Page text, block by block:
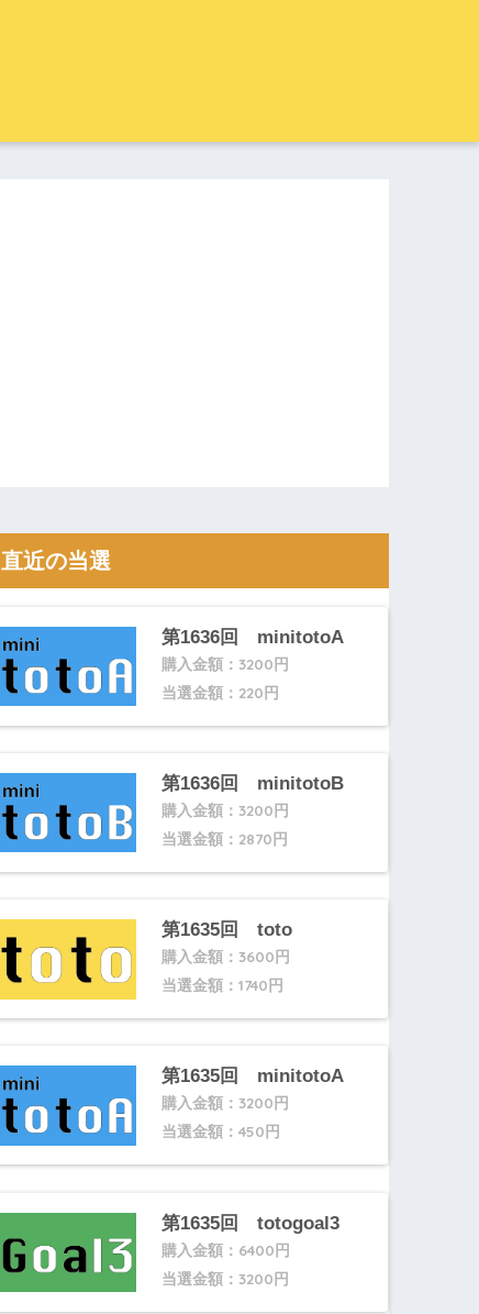
直近の当選
第1636回 minitotoA
購入金額：3200円
当選金額：220円
第1636回 minitotoB
購入金額：3200円
当選金額：2870円
第1635回 toto
購入金額：3600円
当選金額：1740円
第1635回 minitotoA
購入金額：3200円
当選金額：450円
第1635回 totogoal3
購入金額：6400円
当選金額：3200円